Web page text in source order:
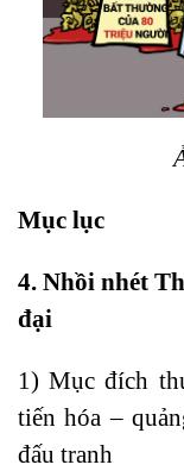
Mục lục
4. Nhồi nhét
đại
1) Mục đích
tiến hóa –
đấu tranh